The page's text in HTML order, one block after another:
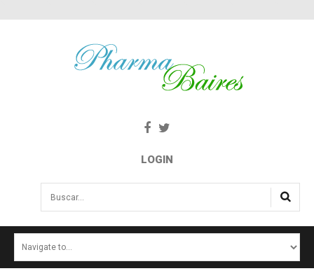
LOGIN
Buscar...
NOTICIAS